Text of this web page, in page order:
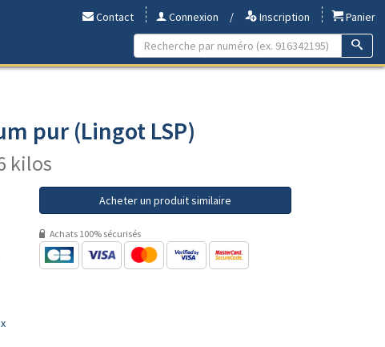
Contact Connexion / Inscription
Panier
pur (Lingot LSP)
kilos
Acheter un produit similaire
Achats 100% sécurisés